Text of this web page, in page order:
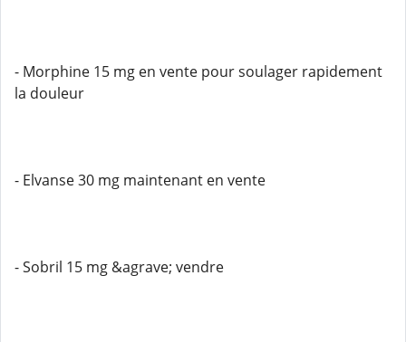
- Morphine 15 mg en vente pour soulager rapidement
la douleur
- Elvanse 30 mg maintenant en vente
- Sobril 15 mg &agrave; vendre